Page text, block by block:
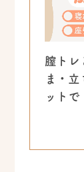
膣トレ
ま・
ットで